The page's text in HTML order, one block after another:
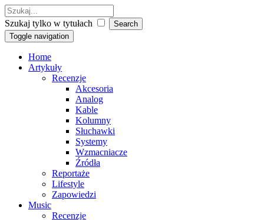
Szukaj tylko w tytułach
Toggle navigation
Home
Artykuły
Recenzje
Akcesoria
Analog
Kable
Kolumny
Słuchawki
Systemy
Wzmacniacze
Źródła
Reportaże
Lifestyle
Zapowiedzi
Music
Recenzje